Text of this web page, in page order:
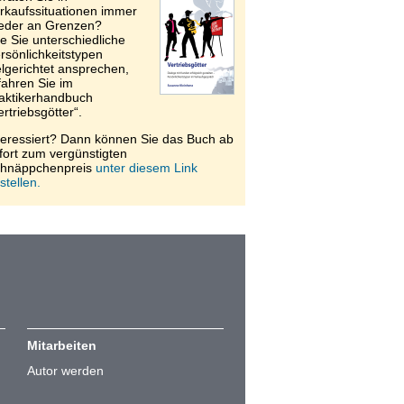
immer
an Grenzen?
Sie unterschiedliche
ansprechen,
Sie im
Dann können Sie das Buch ab
zum vergünstigten
unter diesem Link
Mitarbeiten
Autor werden